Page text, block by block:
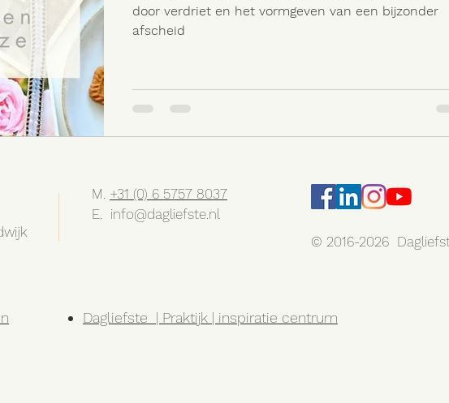
door verdriet en het vormgeven van een bijzonder
afscheid
M. +31 (0) 6 5757 8037
E. info@dagliefste.nl
© 2016-2026
Dagliefste | Praktijk | inspiratie centrum